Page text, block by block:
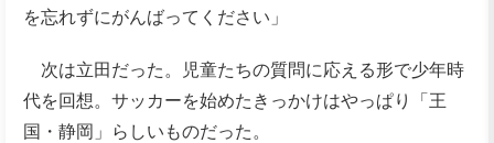
を忘れずにがんばってください」
次は立田だった。児童たちの質問に応える形で少年時
代を回想。サッカーを始めたきっかけはやっぱり「王
国・静岡」らしいものだった。